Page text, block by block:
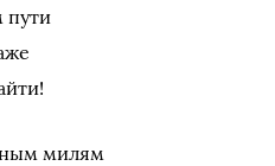
пути
милям